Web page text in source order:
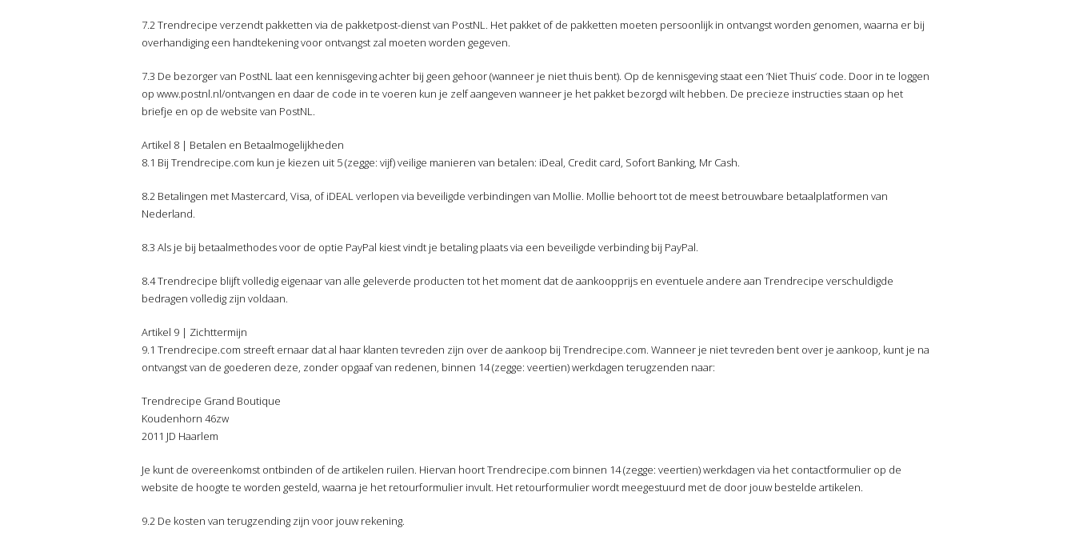
7.2 Trendrecipe verzendt pakketten via de pakketpost-dienst van PostNL. Het pakket of de pakketten moeten persoonlijk in ontvangst worden genomen, waarna er bij
overhandiging een handtekening voor ontvangst zal moeten worden gegeven.
7.3 De bezorger van PostNL laat een kennisgeving achter bij geen gehoor (wanneer je niet thuis bent). Op de kennisgeving staat een ‘Niet Thuis’ code. Door in te loggen
op www.postnl.nl/ontvangen en daar de code in te voeren kun je zelf aangeven wanneer je het pakket bezorgd wilt hebben. De precieze instructies staan op het
briefje en op de website van PostNL.
Artikel 8 | Betalen en Betaalmogelijkheden
8.1 Bij Trendrecipe.com kun je kiezen uit 5 (zegge: vijf) veilige manieren van betalen: iDeal, Credit card, Sofort Banking, Mr Cash.
8.2 Betalingen met Mastercard, Visa, of iDEAL verlopen via beveiligde verbindingen van Mollie. Mollie behoort tot de meest betrouwbare betaalplatformen van
Nederland.
8.3 Als je bij betaalmethodes voor de optie PayPal kiest vindt je betaling plaats via een beveiligde verbinding bij PayPal.
8.4 Trendrecipe blijft volledig eigenaar van alle geleverde producten tot het moment dat de aankoopprijs en eventuele andere aan Trendrecipe verschuldigde
bedragen volledig zijn voldaan.
Artikel 9 | Zichttermijn
9.1 Trendrecipe.com streeft ernaar dat al haar klanten tevreden zijn over de aankoop bij Trendrecipe.com. Wanneer je niet tevreden bent over je aankoop, kunt je na
ontvangst van de goederen deze, zonder opgaaf van redenen, binnen 14 (zegge: veertien) werkdagen terugzenden naar:
Trendrecipe Grand Boutique
Koudenhorn 46zw
2011 JD Haarlem
Je kunt de overeenkomst ontbinden of de artikelen ruilen. Hiervan hoort Trendrecipe.com binnen 14 (zegge: veertien) werkdagen via het contactformulier op de
website de hoogte te worden gesteld, waarna je het retourformulier invult. Het retourformulier wordt meegestuurd met de door jouw bestelde artikelen.
9.2 De kosten van terugzending zijn voor jouw rekening.